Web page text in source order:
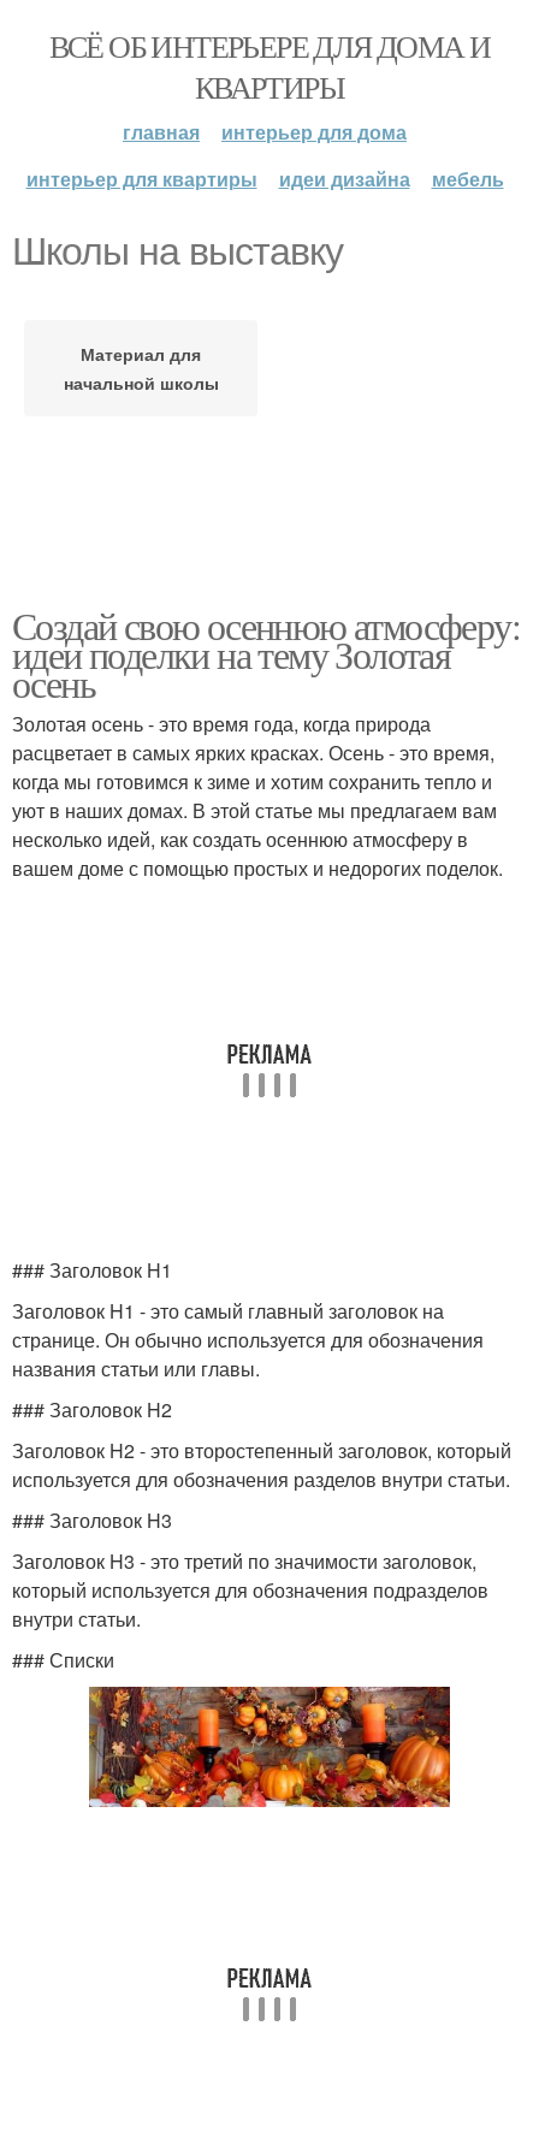
ВСЁ ОБ ИНТЕРЬЕРЕ ДЛЯ ДОМА И
КВАРТИРЫ
главная
интерьер для дома
интерьер для квартиры
идеи дизайна мебель
Школы на выставку
Материал для
начальной школы
Создай свою осеннюю атмосферу:
идеи поделки на тему Золотая
осень
Золотая осень - это время года, когда природа
расцветает в самых ярких красках. Осень - это время,
когда мы готовимся к зиме и хотим сохранить тепло и
уют в наших домах. В этой статье мы предлагаем вам
несколько идей, как создать осеннюю атмосферу в
вашем доме с помощью простых и недорогих поделок.
### Заголовок H1
Заголовок H1 - это самый главный заголовок на
странице. Он обычно используется для обозначения
названия статьи или главы.
### Заголовок H2
Заголовок H2 - это второстепенный заголовок, который
используется для обозначения разделов внутри статьи.
### Заголовок H3
Заголовок H3 - это третий по значимости заголовок,
который используется для обозначения подразделов
внутри статьи.
### Списки